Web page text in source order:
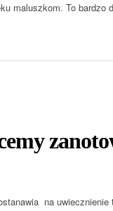
maluszkom. To bardzo
na uwiecznienie